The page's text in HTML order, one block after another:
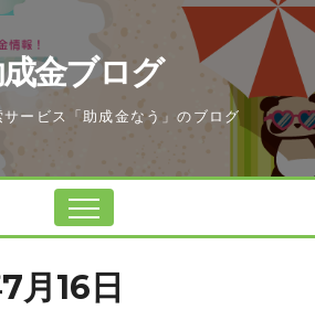
金ブログ
ービス「助成金なう」のブログ
月16日